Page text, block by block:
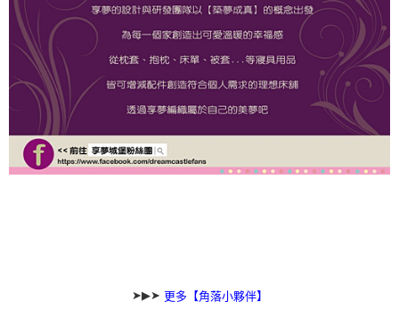
➤▶➤ 更多【角落小夥伴】